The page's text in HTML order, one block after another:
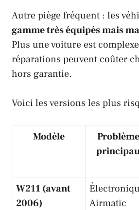
Autre piège fréquent : les
gamme très équipés mais
Plus une voiture est
réparations peuvent coûter
hors garantie.
Voici les versions les plus
Modèle
W211 (avant
2006)
Airmatic